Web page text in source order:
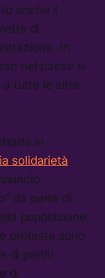
anche il
di
In
nel paese si
a tutte le altre
in
solidarietà
da parte di
popolazione
proteste sono
di partiti
di